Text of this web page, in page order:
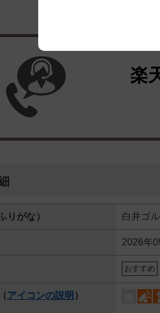
楽
りがな） 白井ゴ
2026年
おすすめ
アイコンの説明 ）
6. Violating laws and
7. Causing
We appreciate your